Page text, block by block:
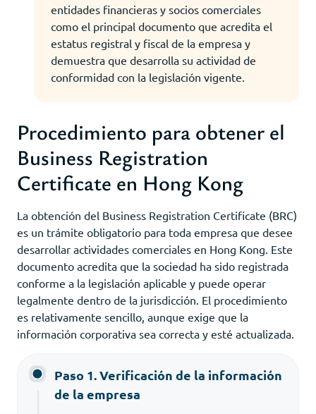
entidades financieras y socios comerciales
como el principal documento que acredita el
estatus registral y fiscal de la empresa y
demuestra que desarrolla su actividad de
conformidad con la legislación vigente.
Procedimiento para obtener el
Business Registration
Certificate en Hong Kong
La obtención del Business Registration Certificate (BRC)
es un trámite obligatorio para toda empresa que desee
desarrollar actividades comerciales en Hong Kong. Este
documento acredita que la sociedad ha sido registrada
conforme a la legislación aplicable y puede operar
legalmente dentro de la jurisdicción. El procedimiento
es relativamente sencillo, aunque exige que la
información corporativa sea correcta y esté actualizada.
Paso 1. Verificación de la información
de la empresa